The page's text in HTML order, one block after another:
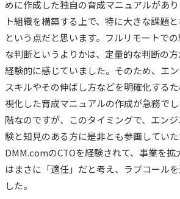
めに作成した独自の育成マニュアルがあ
ト組織を構築する上で、特に大きな課題と
という点だと思います。フルリモートで
な判断というよりかは、定量的な判断の
経験的に感じていました。そのため、エ
スキルやその伸ばし方などを明確化する
視化した育成マニュアルの作成が急務で
階なのですが、このタイミングで、エン
験と知見のある方に是非とも参画していた
DMM.comのCTOを経験されて、事業を
はまさに「適任」だと考え、ラブコール
した。